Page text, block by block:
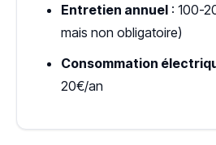
Entretien annuel : 100-
mais non obligatoire)
Consommation
20€/an